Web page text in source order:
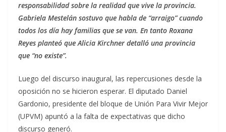
responsabilidad sobre la realidad que vive la provincia.
Gabriela Mestelán sostuvo que habla de “arraigo” cuando
todos los día hay familias que se van. En tanto Roxana
Reyes planteó que Alicia Kirchner detalló una provincia
que “no existe”.
Luego del discurso inaugural, las repercusiones desde la
oposición no se hicieron esperar. El diputado Daniel
Gardonio, presidente del bloque de Unión Para Vivir Mejor
(UPVM) apuntó a la falta de expectativas que dicho
discurso generó.